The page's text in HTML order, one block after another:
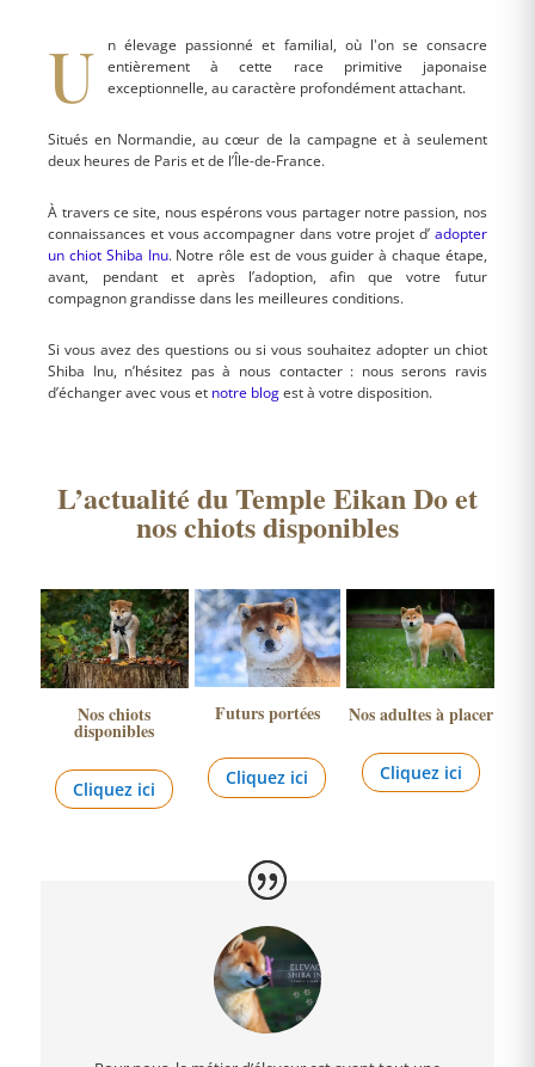
U
n élevage passionné et familial, où l'on se consacre
entièrement à cette race primitive japonaise
exceptionnelle, au caractère profondément attachant.
Situés en Normandie, au cœur de la campagne et à seulement
deux heures de Paris et de l’Île-de-France.
À travers ce site, nous espérons vous partager notre passion, nos
connaissances et vous accompagner dans votre projet d’ adopter
un chiot Shiba Inu. Notre rôle est de vous guider à chaque étape,
avant, pendant et après l’adoption, afin que votre futur
compagnon grandisse dans les meilleures conditions.
Si vous avez des questions ou si vous souhaitez adopter un chiot
Shiba Inu, n’hésitez pas à nous contacter : nous serons ravis
d’échanger avec vous et notre blogest à votre disposition.
L’actualité du Temple Eikan Do et
nos chiots disponibles
Nos chiots
disponibles
Cliquez ici
Futurs portées
Cliquez ici
Nos adultes à placer
Cliquez ici